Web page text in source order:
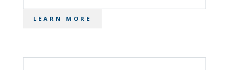
LEARN MORE